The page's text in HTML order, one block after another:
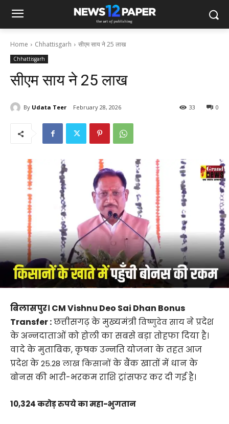
Home Chhattisgarh सीएम साय ने 25 लाख
Chhattisgarh
सीएम साय ने 25 लाख
By Udata Teer February 28, 2026 0
33
बिलासपुर। CM Vishnu Deo Sai Dhan Bonus
Transfer :छत्तीसगढ़ के मुख्यमंत्रीविष्णुदेव सायने प्रदेश
के अन्नदाताओं को होली का सबसे बड़ा तोहफा दिया है।
वादे के मुताबिक, कृषक उन्नति योजना के तहत आज
प्रदेश के25.28 लाख किसानोंके बैंक खातों में धान के
बोनस की भारी-भरकम राशि ट्रांसफर कर दी गई है।
10,324 करोड़ रुपये का महा-भुगतान